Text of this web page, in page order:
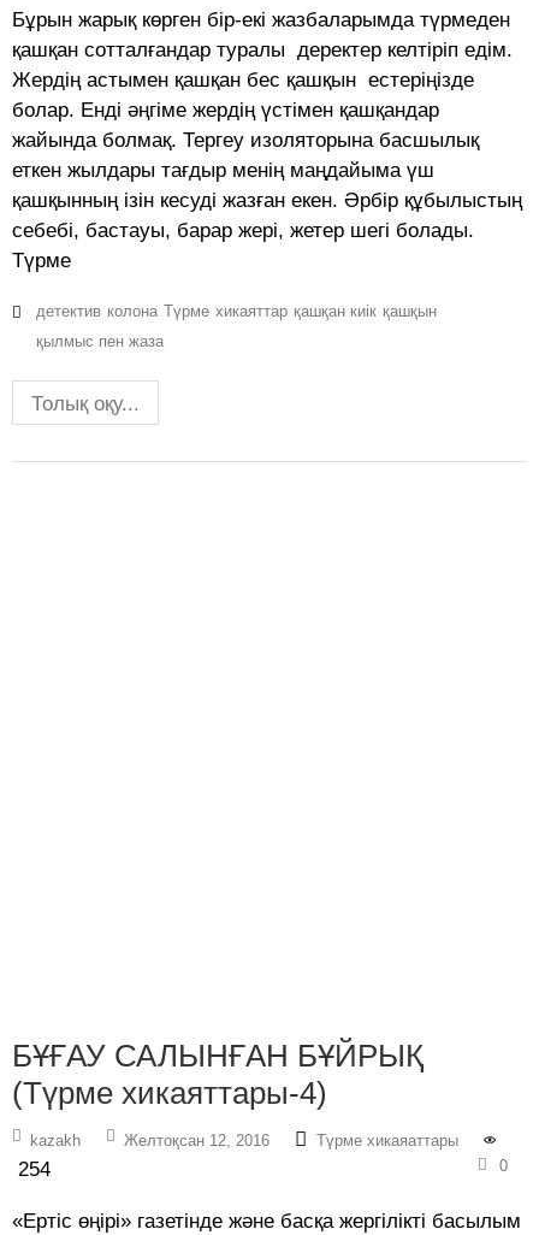
Бұрын жарық көрген бір-екі жазбаларымда түрмеден
қашқан сотталғандар туралы деректер келтіріп едім.
Жердің астымен қашқан бес қашқын естеріңізде
болар. Енді әңгіме жердің үстімен қашқандар
жайында болмақ. Тергеу изоляторына басшылық
еткен жылдары тағдыр менің маңдайыма үш
қашқынның ізін кесуді жазған екен. Әрбір құбылыстың
себебі, бастауы, барар жері, жетер шегі болады.
Түрме
детектив колона Түрме хикаяттар қашқан киік қашқын
қылмыс пен жаза
Толық оқу...
БҰҒАУ САЛЫНҒАН БҰЙРЫҚ
(Түрме хикаяттары-4)
kazakh Желтоқсан 12, 2016 Түрме хикаяаттары
254 0
«Ертіс өңірі» газетінде және басқа жергілікті басылым